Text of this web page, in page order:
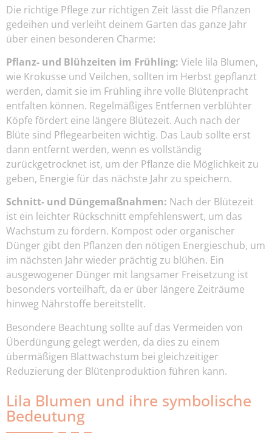
Die richtige Pflege zur richtigen Zeit lässt die Pflanzen
gedeihen und verleiht deinem Garten das ganze Jahr
über einen besonderen Charme:
Pflanz- und Blühzeiten im Frühling: Viele lila Blumen,
wie Krokusse und Veilchen, sollten im Herbst gepflanzt
werden, damit sie im Frühling ihre volle Blütenpracht
entfalten können. Regelmäßiges Entfernen verblühter
Köpfe fördert eine längere Blütezeit. Auch nach der
Blüte sind Pflegearbeiten wichtig. Das Laub sollte erst
dann entfernt werden, wenn es vollständig
zurückgetrocknet ist, um der Pflanze die Möglichkeit zu
geben, Energie für das nächste Jahr zu speichern.
Schnitt- und Düngemaßnahmen: Nach der Blütezeit
ist ein leichter Rückschnitt empfehlenswert, um das
Wachstum zu fördern. Kompost oder organischer
Dünger gibt den Pflanzen den nötigen Energieschub, um
im nächsten Jahr wieder prächtig zu blühen. Ein
ausgewogener Dünger mit langsamer Freisetzung ist
besonders vorteilhaft, da er über längere Zeiträume
hinweg Nährstoffe bereitstellt.
Besondere Beachtung sollte auf das Vermeiden von
Überdüngung gelegt werden, da dies zu einem
übermäßigen Blattwachstum bei gleichzeitiger
Reduzierung der Blütenproduktion führen kann.
Lila Blumen und ihre symbolische
Bedeutung